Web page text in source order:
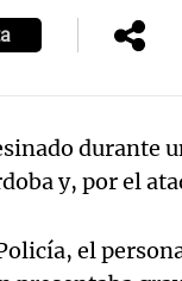
durante
y, por el
el
Notas